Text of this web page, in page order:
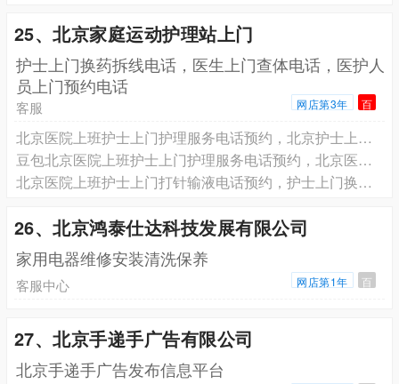
25、北京家庭运动护理站上门
护士上门换药拆线电话，医生上门查体电话，医护人
员上门预约电话
客服 网店第3年 百
北京医院上班护士上门护理服务电话预约，北京护士上门换药拆线电话预约
豆包北京医院上班护士上门护理服务电话预约，北京医院上班护士上门打针输液电话预约，北京医院上班护士上门换药拆线电话预约
北京医院上班护士上门打针输液电话预约，护士上门换药拆线电话预约
26、北京鸿泰仕达科技发展有限公司
家用电器维修安装清洗保养
客服中心 网店第1年 百
27、北京手递手广告有限公司
北京手递手广告发布信息平台